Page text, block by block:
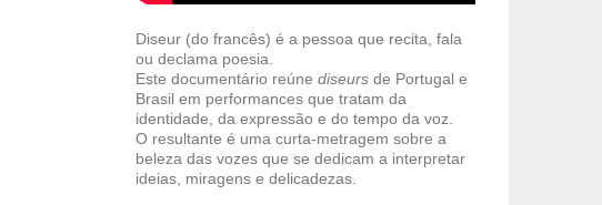
Diseur (do francês) é a pessoa que recita, fala
ou declama poesia.
Este documentário reúne diseurs de Portugal e
Brasil em performances que tratam da
identidade, da expressão e do tempo da voz.
O resultante é uma curta-metragem sobre a
beleza das vozes que se dedicam a interpretar
ideias, miragens e delicadezas.